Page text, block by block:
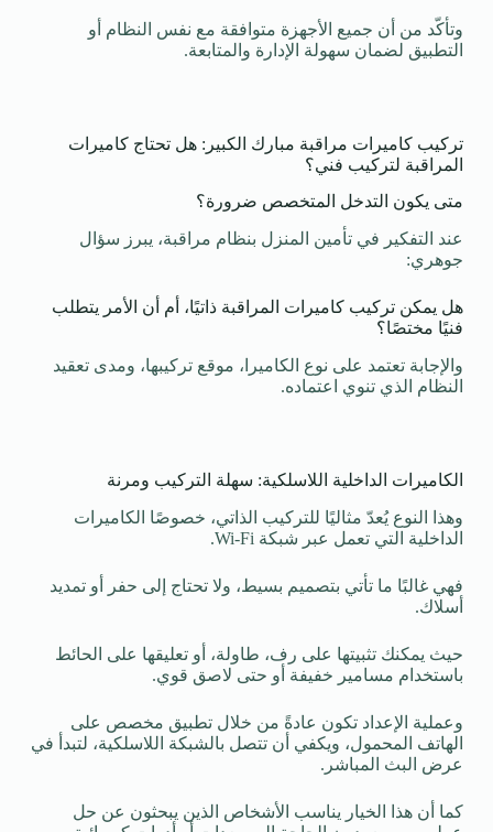
وتأكّد من أن جميع الأجهزة متوافقة مع نفس النظام أو
التطبيق لضمان سهولة الإدارة والمتابعة.
تركيب كاميرات مراقبة مبارك الكبير: هل تحتاج كاميرات
المراقبة لتركيب فني؟
متى يكون التدخل المتخصص ضرورة؟
عند التفكير في تأمين المنزل بنظام مراقبة، يبرز سؤال
جوهري:
هل يمكن تركيب كاميرات المراقبة ذاتيًا، أم أن الأمر يتطلب
فنيًا مختصًا؟
والإجابة تعتمد على نوع الكاميرا، موقع تركيبها، ومدى تعقيد
النظام الذي تنوي اعتماده.
الكاميرات الداخلية اللاسلكية: سهلة التركيب ومرنة
وهذا النوع يُعدّ مثاليًا للتركيب الذاتي، خصوصًا الكاميرات
الداخلية التي تعمل عبر شبكة Wi-Fi.
فهي غالبًا ما تأتي بتصميم بسيط، ولا تحتاج إلى حفر أو تمديد
أسلاك.
حيث يمكنك تثبيتها على رف، طاولة، أو تعليقها على الحائط
باستخدام مسامير خفيفة أو حتى لاصق قوي.
وعملية الإعداد تكون عادةً من خلال تطبيق مخصص على
الهاتف المحمول، ويكفي أن تتصل بالشبكة اللاسلكية، لتبدأ في
عرض البث المباشر.
كما أن هذا الخيار يناسب الأشخاص الذين يبحثون عن حل